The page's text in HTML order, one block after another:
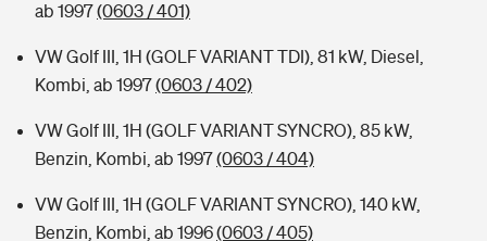
ab 1997(0603 / 401)
VW Golf III, 1H (GOLF VARIANT TDI), 81 kW, Diesel,
Kombi, ab 1997(0603 / 402)
VW Golf III, 1H (GOLF VARIANT SYNCRO), 85 kW,
Benzin, Kombi, ab 1997(0603 / 404)
VW Golf III, 1H (GOLF VARIANT SYNCRO), 140 kW,
Benzin, Kombi, ab 1996(0603 / 405)